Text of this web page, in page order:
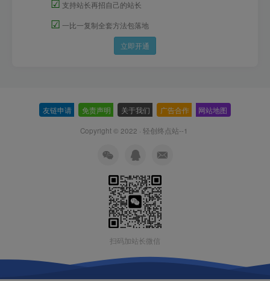
支持站长再招自己的站长
☑ 一比一复制全套方法包落地
立即开通
友链申请 免责声明 关于我们 广告合作 网站地图
Copyright © 2022 · 轻创终点站--1
扫码加站长微信